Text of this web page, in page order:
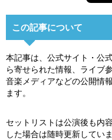
この記事について
本記事は、公式サイト・公
ら寄せられた情報、ライブ
音楽メディアなどの公開情
ます。
セットリストは公演後も内
した場合は随時更新していま